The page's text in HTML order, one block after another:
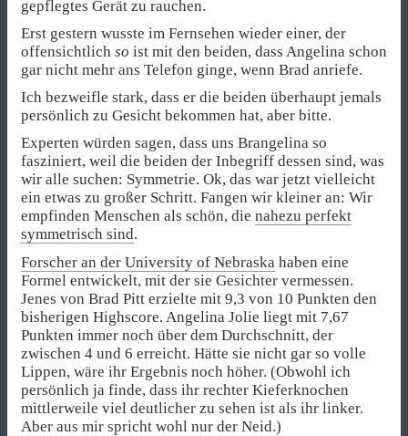
gepflegtes Gerät zu rauchen.
Erst gestern wusste im Fernsehen wieder einer, der
offensichtlich so ist mit den beiden, dass Angelina schon
gar nicht mehr ans Telefon ginge, wenn Brad anriefe.
Ich bezweifle stark, dass er die beiden überhaupt jemals
persönlich zu Gesicht bekommen hat, aber bitte.
Experten würden sagen, dass uns Brangelina so
fasziniert, weil die beiden der Inbegriff dessen sind, was
wir alle suchen: Symmetrie. Ok, das war jetzt vielleicht
ein etwas zu großer Schritt. Fangen wir kleiner an: Wir
empfinden Menschen als schön, die nahezu perfekt
symmetrisch sind.
Forscher an der University of Nebraska haben eine
Formel entwickelt, mit der sie Gesichter vermessen.
Jenes von Brad Pitt erzielte mit 9,3 von 10 Punkten den
bisherigen Highscore. Angelina Jolie liegt mit 7,67
Punkten immer noch über dem Durchschnitt, der
zwischen 4 und 6 erreicht. Hätte sie nicht gar so volle
Lippen, wäre ihr Ergebnis noch höher. (Obwohl ich
persönlich ja finde, dass ihr rechter Kieferknochen
mittlerweile viel deutlicher zu sehen ist als ihr linker.
Aber aus mir spricht wohl nur der Neid.)